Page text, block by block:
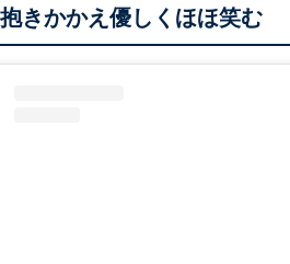
きかかえ優しくほほ笑む